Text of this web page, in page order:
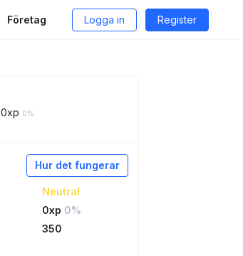
Företag Logga in Register
0xp 0%
Hur det fungerar
Neutral
0xp 0%
350